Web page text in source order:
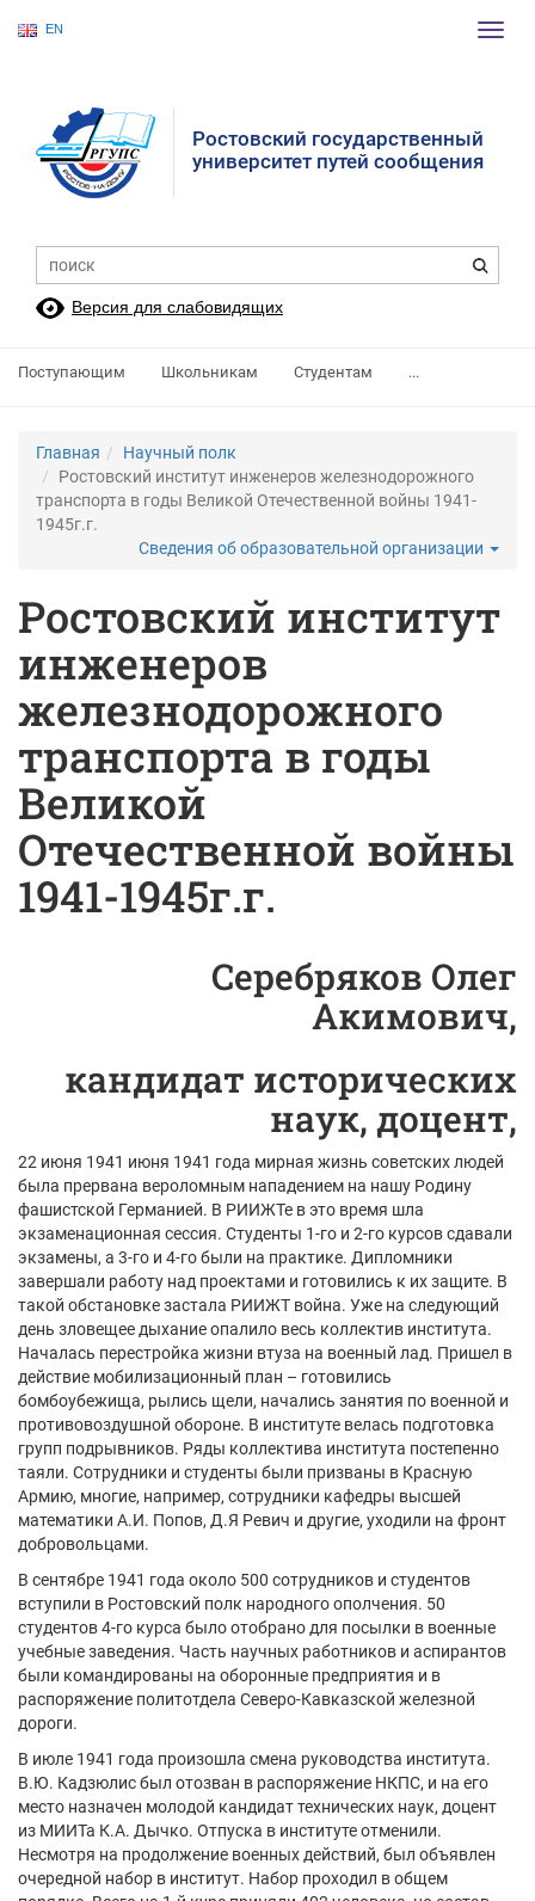
EN
Ростовский государственный
университет путей сообщения
Версия для слабовидящих
Поступающим Школьникам Студентам ...
Главная
Научный полк
Ростовский институт инженеров железнодорожного
транспорта в годы Великой Отечественной войны 1941-
1945г.г.
Сведения об образовательной организации
Ростовский институт
инженеров
железнодорожного
транспорта в годы
Великой
Отечественной войны
1941-1945г.г.
Серебряков Олег
Акимович,
кандидат исторических
наук, доцент,
22 июня 1941 июня 1941 года мирная жизнь советских людей
была прервана вероломным нападением на нашу Родину
фашистской Германией. В РИИЖТе в это время шла
экзаменационная сессия. Студенты 1-го и 2-го курсов сдавали
экзамены, а 3-го и 4-го были на практике. Дипломники
завершали работу над проектами и готовились к их защите. В
такой обстановке застала РИИЖТ война. Уже на следующий
день зловещее дыхание опалило весь коллектив института.
Началась перестройка жизни втуза на военный лад. Пришел в
действие мобилизационный план – готовились
бомбоубежища, рылись щели, начались занятия по военной и
противовоздушной обороне. В институте велась подготовка
групп подрывников. Ряды коллектива института постепенно
таяли. Сотрудники и студенты были призваны в Красную
Армию, многие, например, сотрудники кафедры высшей
математики А.И. Попов, Д.Я Ревич и другие, уходили на фронт
добровольцами.
В сентябре 1941 года около 500 сотрудников и студентов
вступили в Ростовский полк народного ополчения. 50
студентов 4-го курса было отобрано для посылки в военные
учебные заведения. Часть научных работников и аспирантов
были командированы на оборонные предприятия и в
распоряжение политотдела Северо-Кавказской железной
дороги.
В июле 1941 года произошла смена руководства института.
В.Ю. Кадзюлис был отозван в распоряжение НКПС, и на его
место назначен молодой кандидат технических наук, доцент
из МИИТа К.А. Дычко. Отпуска в институте отменили.
Несмотря на продолжение военных действий, был объявлен
очередной набор в институт. Набор проходил в общем